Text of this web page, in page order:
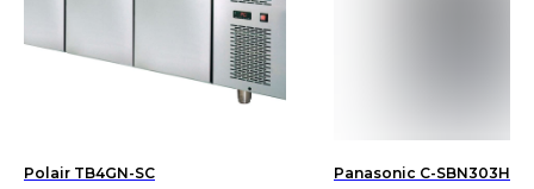
Polair TB4GN-SC
Panasonic C-SBN303H8A